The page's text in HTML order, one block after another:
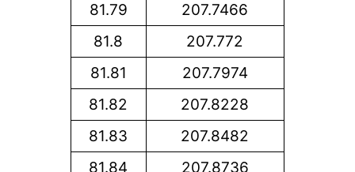
81.79
207.7466
81.8
207.772
81.81
207.7974
81.82
207.8228
81.83
207.8482
81.84
207.8736